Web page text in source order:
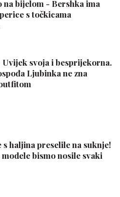
na bijelom - Bershka ima
s točkicama
Uvijek svoja i besprijekorna.
Ljubinka ne zna
s haljina preselile na suknje!
bismo nosile svaki